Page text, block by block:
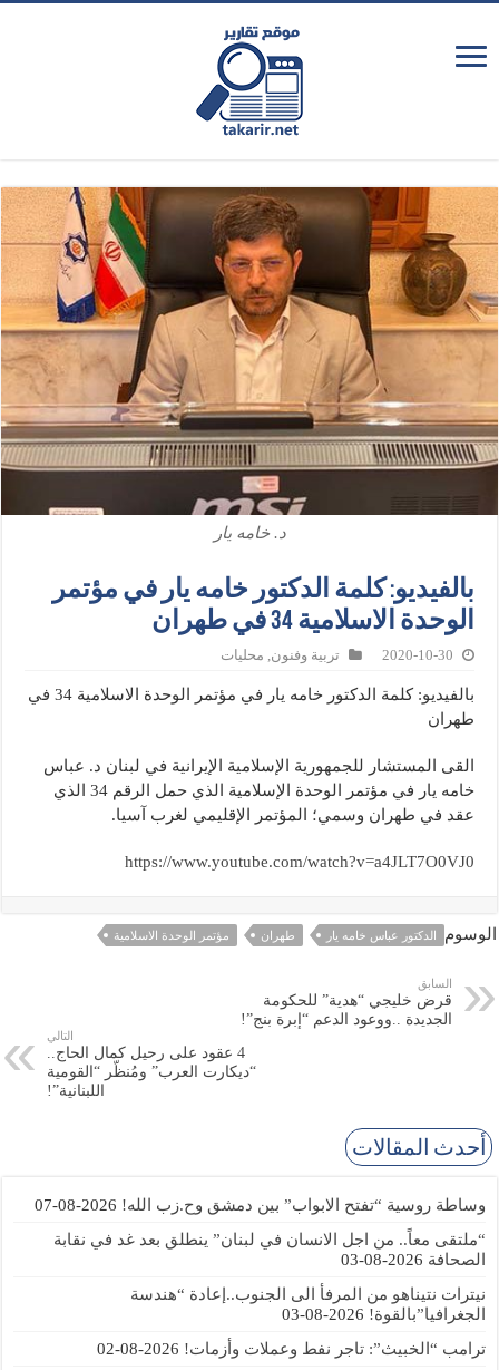
د. خامه يار
بالفيديو: كلمة الدكتور خامه يار في مؤتمر
الوحدة الاسلامية 34 في طهران
2020-10-30 تربية وفنون, محليات
بالفيديو: كلمة الدكتور خامه يار في مؤتمر الوحدة الاسلامية 34 في
طهران
القى المستشار للجمهورية الإسلامية الإيرانية في لبنان د. عباس
خامه يار في مؤتمر الوحدة الإسلامية الذي حمل الرقم 34 الذي
عقد في طهران وسمي؛ المؤتمر الإقليمي لغرب آسيا.
https://www.youtube.com/watch?v=a4JLT7O0VJ0
الوسوم الدكتور عباس خامه يار طهران مؤتمر الوحدة الاسلامية
السابق
قرض خليجي “هدية” للحكومة
الجديدة ..ووعود الدعم “إبرة بنج”!
التالي
4 عقود على رحيل كمال الحاج..
“ديكارت العرب” ومُنظّر “القومية
اللبنانية”!
أحدث المقالات
وساطة روسية “تفتح الابواب” بين دمشق وح.زب الله! 2026-08-07
“ملتقى معاً.. من اجل الانسان في لبنان” ينطلق بعد غد في نقابة
الصحافة 2026-08-03
نيترات نتيناهو من المرفأ الى الجنوب..إعادة “هندسة
الجغرافيا”بالقوة! 2026-08-03
ترامب “الخبيث”: تاجر نفط وعملات وأزمات! 2026-08-02